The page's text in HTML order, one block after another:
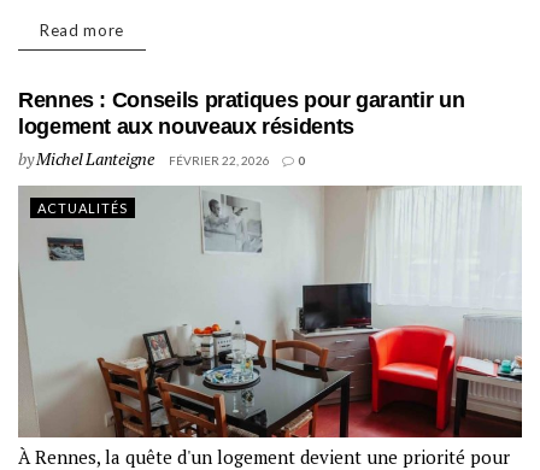
Read more
Rennes : Conseils pratiques pour garantir un
logement aux nouveaux résidents
byMichel Lanteigne FÉVRIER 22, 2026 0
ACTUALITÉS
À Rennes, la quête d'un logement devient une priorité pour